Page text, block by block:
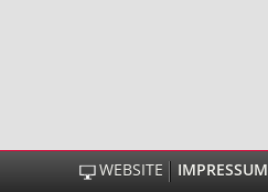
WEBSITE IMPRESSUM